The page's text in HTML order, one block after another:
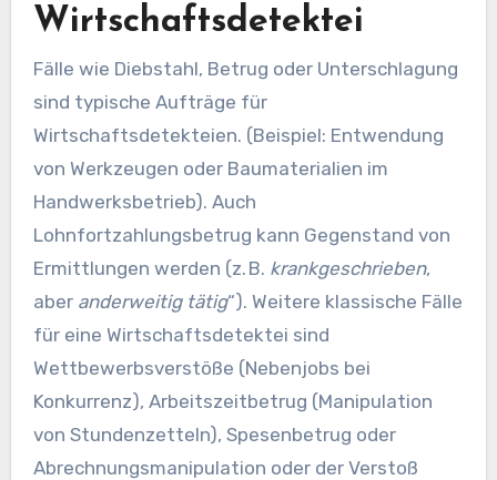
Wirtschaftsdetektei
Fälle wie Diebstahl, Betrug oder Unterschlagung
sind typische Aufträge für
Wirtschaftsdetekteien. (Beispiel: Entwendung
von Werkzeugen oder Baumaterialien im
Handwerksbetrieb). Auch
Lohnfortzahlungsbetrug kann Gegenstand von
Ermittlungen werden (z. B. krankgeschrieben,
aber anderweitig tätig“). Weitere klassische Fälle
für eine Wirtschaftsdetektei sind
Wettbewerbsverstöße (Nebenjobs bei
Konkurrenz), Arbeitszeitbetrug (Manipulation
von Stundenzetteln), Spesenbetrug oder
Abrechnungsmanipulation oder der Verstoß